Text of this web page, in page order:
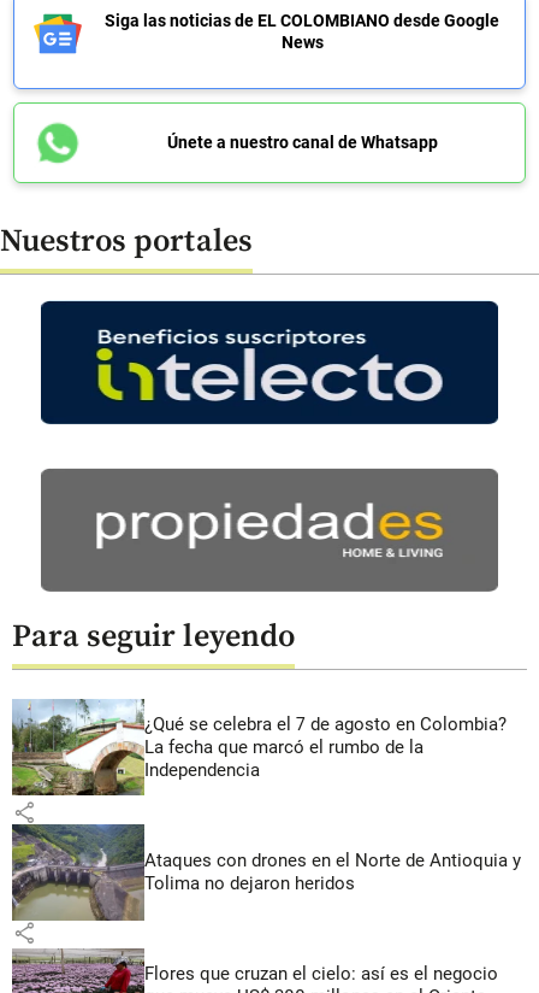
Siga las noticias de EL COLOMBIANO desde Google
News
Únete a nuestro canal de Whatsapp
Nuestros portales
Para seguir leyendo
¿Qué se celebra el 7 de agosto en Colombia?
La fecha que marcó el rumbo de la
Independencia
share
Ataques con drones en el Norte de Antioquia y
Tolima no dejaron heridos
share
Flores que cruzan el cielo: así es el negocio